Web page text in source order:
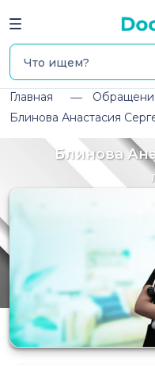
Главная
Блинова Анастасия
Блинова